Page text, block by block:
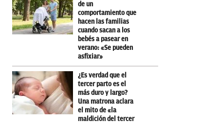
de un
comportamiento que
hacen las familias
cuando sacan a los
bebés a pasear en
verano: «Se pueden
asfixiar»
¿Es verdad que el
tercer parto es el
más duro y largo?
Una matrona aclara
el mito de «la
maldición del tercer